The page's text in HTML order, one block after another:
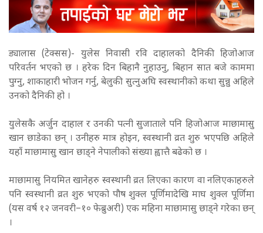
ड्यालास (टेक्सस)- युलेस निवासी रवि दाहालको दैनिकी हिजोआज
परिवर्तन भएको छ । हरेक दिन बिहानै नुहाउनु, बिहान सात बजे काममा
पुग्नु, शाकाहारी भोजन गर्नु, बेलुकी सुत्नुअघि स्वस्थानीको कथा सुन्नु अहिले
उनको दैनिकी हो ।
युलेसकै अर्जुन दाहाल र उनकी पत्नी सुजाताले पनि हिजोआज माछामासु
खान छाडेका छन् । उनीहरु मात्र होइन, स्वस्थानी व्रत शुरु भएपछि अहिले
यहाँ माछामासु खान छाड्ने नेपालीको संख्या ह्वात्तै बढेको छ ।
माछामासु नियमित खानेहरु स्वस्थानी व्रत लिएका कारण वा नलिएकाहरुले
पनि स्वस्थानी व्रत शुरु भएको पौष शुक्ल पूर्णिमादेखि माघ शुक्ल पूर्णिमा
(यस वर्ष १२ जनवरी–१० फेब्रुअरी) एक महिना माछामासु छाड्ने गरेका छन्
।